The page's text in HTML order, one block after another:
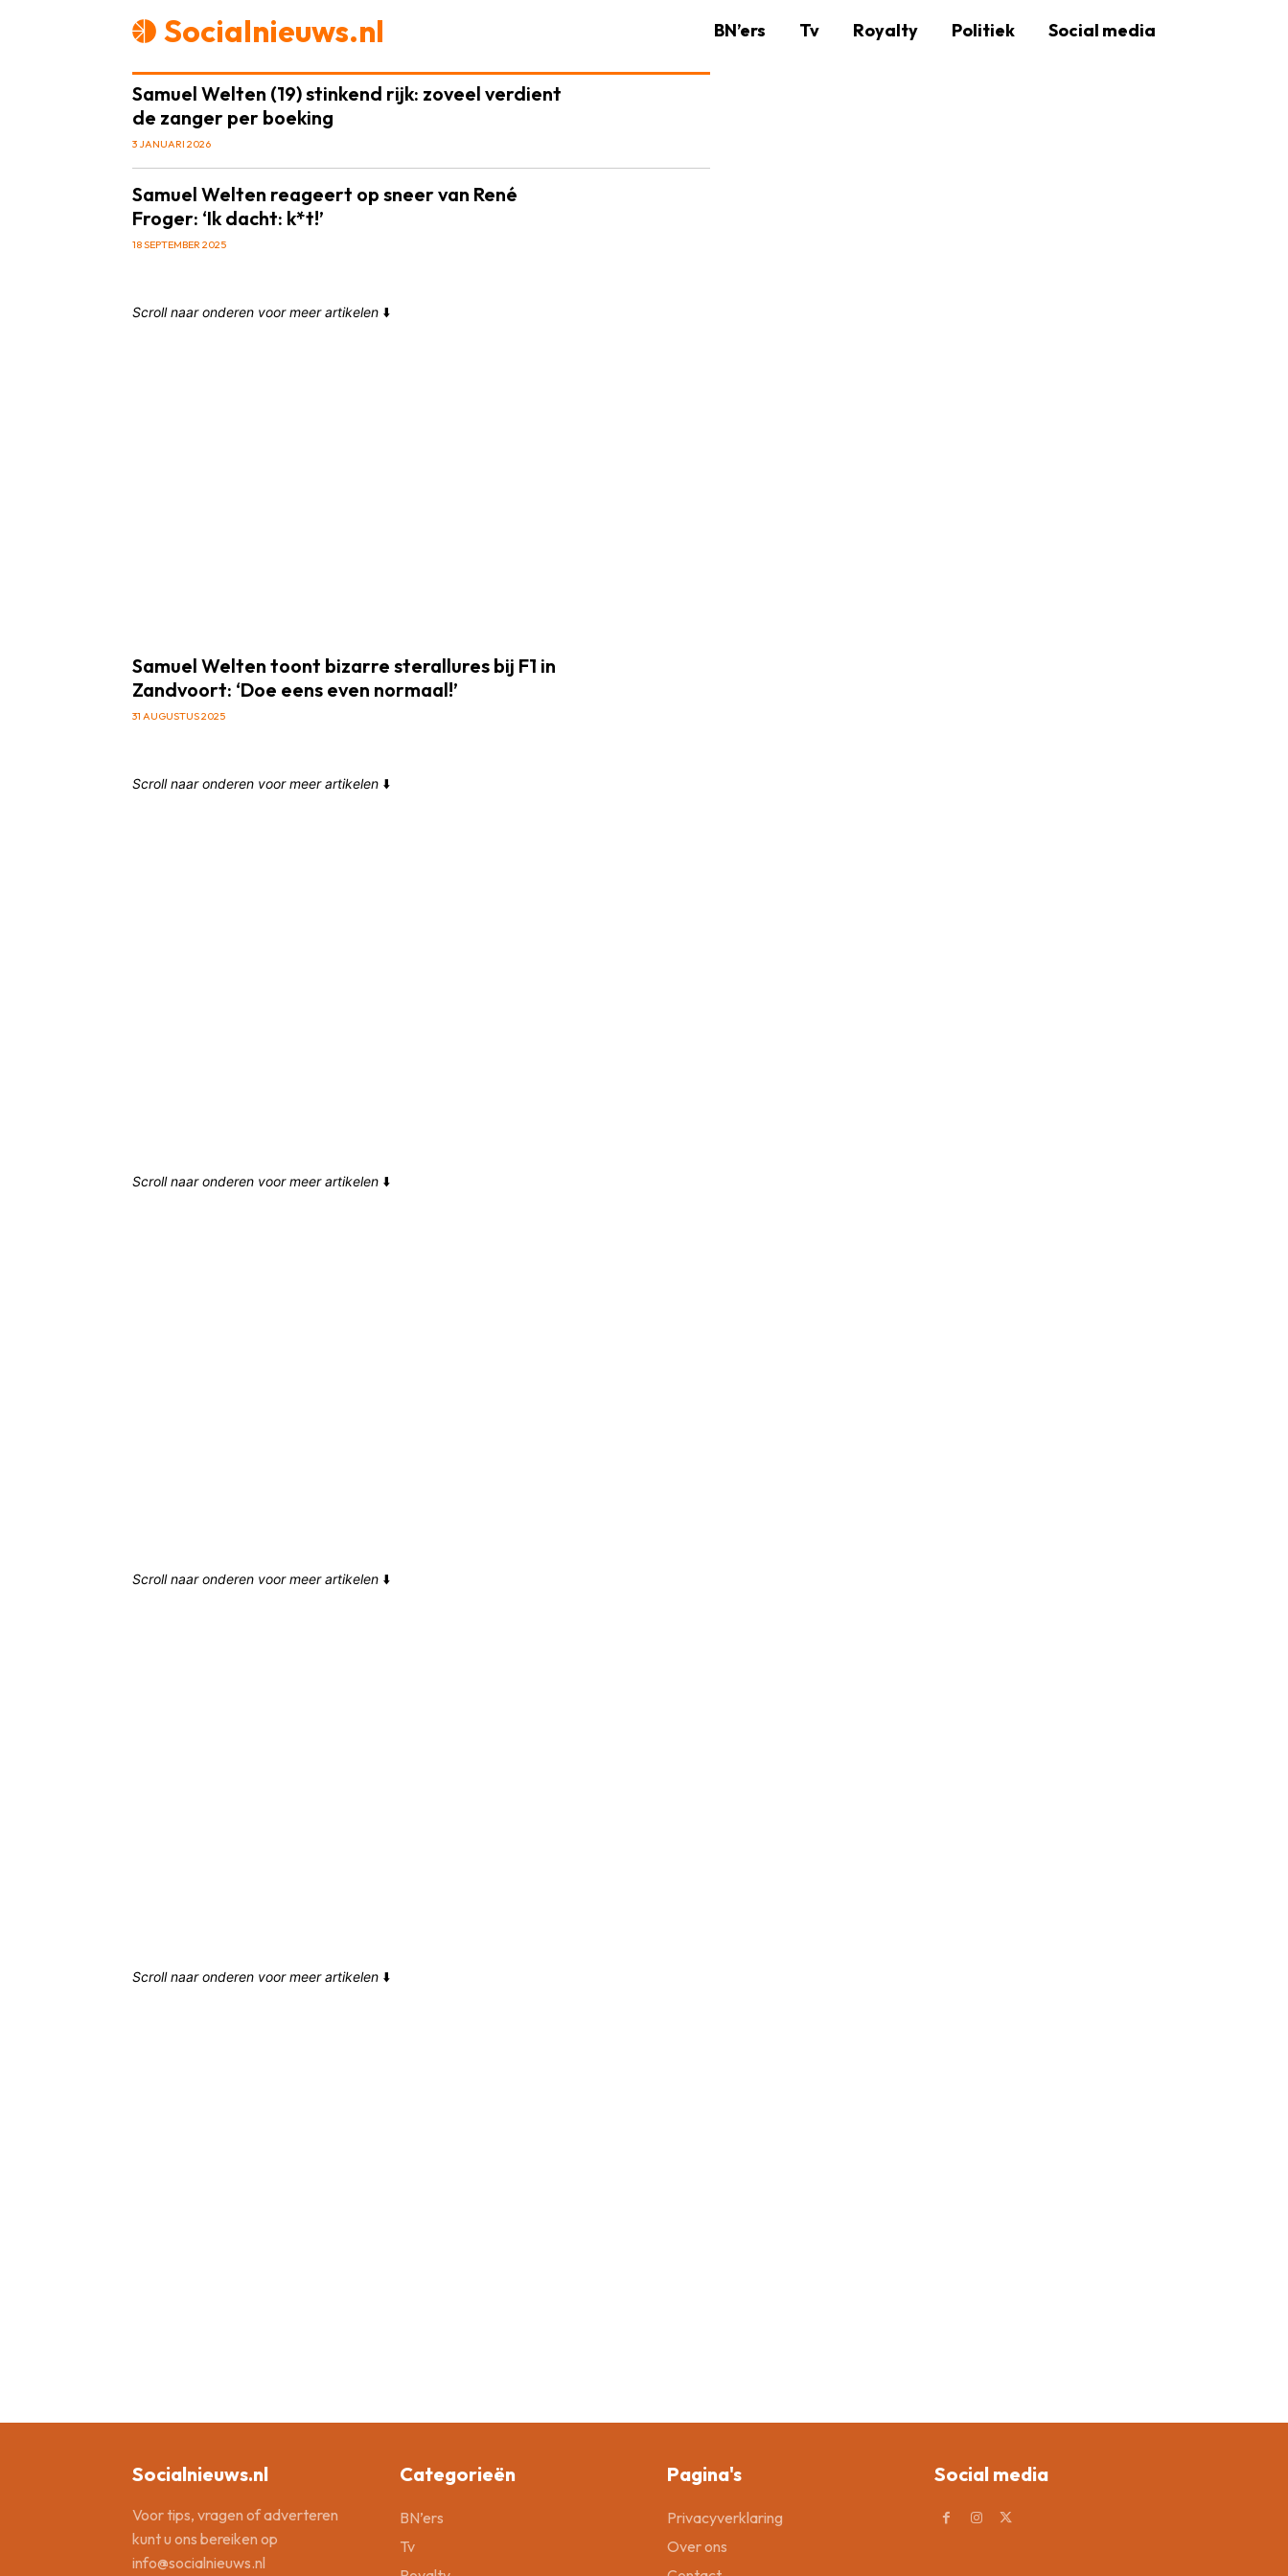
Socialnieuws.nl BN’ers Tv Royalty Politiek Social media
Samuel Welten (19) stinkend rijk: zoveel verdient
de zanger per boeking
3 JANUARI 2026
Samuel Welten reageert op sneer van René
Froger: ‘Ik dacht: k*t!’
18 SEPTEMBER 2025
Scroll naar onderen voor meer artikelen ⬇️
Samuel Welten toont bizarre sterallures bij F1 in
Zandvoort: ‘Doe eens even normaal!’
31 AUGUSTUS 2025
Scroll naar onderen voor meer artikelen ⬇️
Scroll naar onderen voor meer artikelen ⬇️
Scroll naar onderen voor meer artikelen ⬇️
Scroll naar onderen voor meer artikelen ⬇️
Socialnieuws.nl
Voor tips, vragen of adverteren
kunt u ons bereiken op
info@socialnieuws.nl
Categorieën
BN’ers
Tv
Pagina's
Privacyverklaring
Over ons
Social media